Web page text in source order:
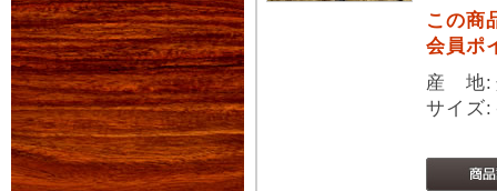
この商
会員ポ
産 地:
サイ